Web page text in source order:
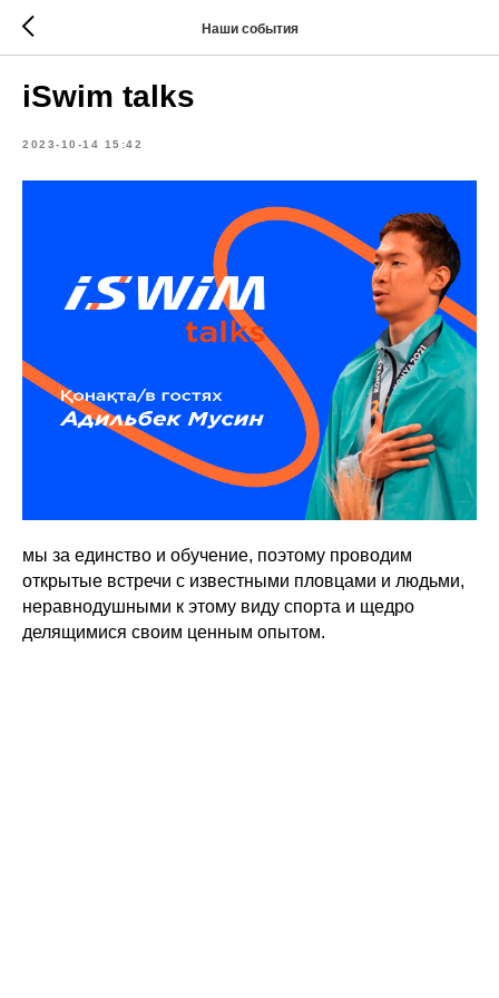
Наши события
iSwim talks
2023-10-14 15:42
мы за единство и обучение, поэтому проводим
открытые встречи с известными пловцами и людьми,
неравнодушными к этому виду спорта и щедро
делящимися своим ценным опытом.